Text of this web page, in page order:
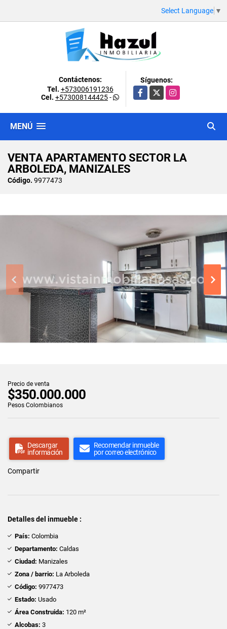
Select Language ▼
Contáctenos:
Tel. +573006191236
Cel. +573008144425-
Síguenos:
Facebook
X Instagram
MENÚ
VENTA APARTAMENTO SECTOR LA
ARBOLEDA, MANIZALES
Código. 9977473
Precio de venta
$350.000.000
Pesos Colombianos
Descargar
información
Recomendar inmueble
por correo electrónico
Compartir
Detalles del inmueble :
País: Colombia
Departamento: Caldas
Ciudad: Manizales
Zona / barrio: La Arboleda
Código: 9977473
Estado: Usado
Área Construida: 120 m²
Alcobas: 3